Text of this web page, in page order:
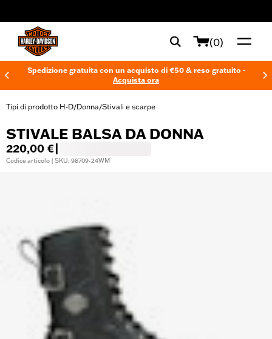
(0)
Spedizione gratuita con un acquisto di €50 & reso gratuito -
Acquista ora
Tipi di prodotto H-D/Donna/Stivali e scarpe
STIVALE BALSA DA DONNA
220,00 €
Codice articolo | SKU: 98709-24WM